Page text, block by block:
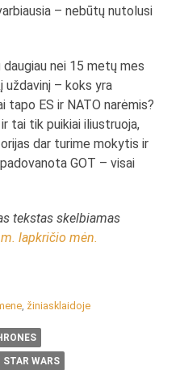
– nebūtų nutolusi
nei 15 metų mes
– koks yra
ES ir NATO narėmis?
tai tik puikiai iliustruoja,
dar turime mokytis ir
GOT – visai
tekstas skelbiamas
lapkričio mėn.
žiniasklaidoje
STAR WARS